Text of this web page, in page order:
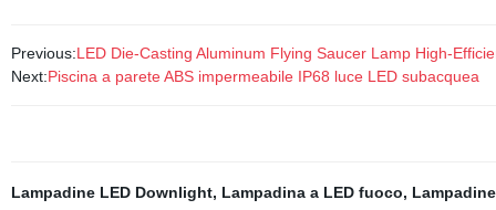
Previous:LED Die-Casting Aluminum Flying Saucer Lamp High-
Next:Piscina a parete ABS impermeabile IP68 luce LED subacquea
Lampadine LED Downlight, Lampadina a LED fuoco,